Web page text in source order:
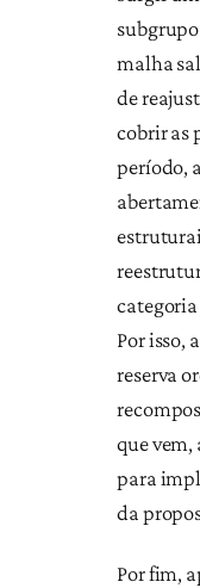
malha
de
cobrir as
período,
categoria
Por isso,
reserva
que vem,
para
da
Por fim,